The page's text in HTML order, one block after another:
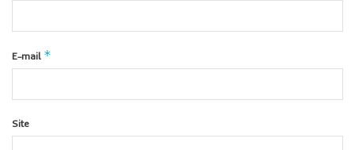
E-mail *
Site